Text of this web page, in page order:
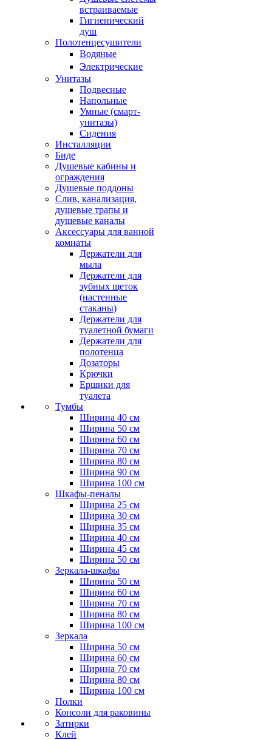
встраиваемые
Гигиенический
душ
Полотенцесушители
ㅤВодяные
ㅤЭлектрические
Унитазы
Подвесные
Напольные
Умные (смарт-
унитазы)
Сидения
Инсталляции
Биде
Душевые кабины и
ограждения
Душевые поддоны
Слив, канализация,
душевые трапы и
душевые каналы
Аксессуары для ванной
комнаты
Держатели для
мыла
Держатели для
зубных щеток
(настенные
стаканы)
Держатели для
туалетной бумаги
Держатели для
полотенца
Дозаторы
Крючки
Ершики для
туалета
Тумбы
Ширина 40 см
Ширина 50 см
Ширина 60 см
Ширина 70 см
Ширина 80 см
Ширина 90 см
Ширина 100 см
Шкафы-пеналы
Ширина 25 см
Ширина 30 см
Ширина 35 см
Ширина 40 см
Ширина 45 см
Ширина 50 см
Зеркала-шкафы
Ширина 50 см
Ширина 60 см
Ширина 70 см
Ширина 80 см
Ширина 100 см
Зеркала
Ширина 50 см
Ширина 60 см
Ширина 70 см
Ширина 80 см
Ширина 100 см
Полки
Консоли для раковины
Затирки
Клей